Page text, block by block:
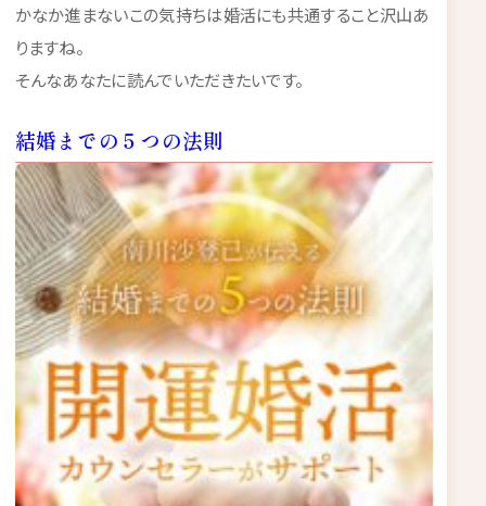
かなか進まないこの気持ちは婚活にも共通すること沢山あ
りますね。
そんなあなたに読んでいただきたいです。
結婚までの５つの法則